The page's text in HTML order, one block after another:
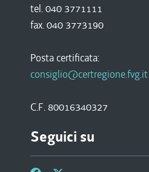
tel. 040 3771111
fax. 040 3773190
Posta certificata:
consiglio@certregione.fvg.it
C.F. 80016340327
Seguici su